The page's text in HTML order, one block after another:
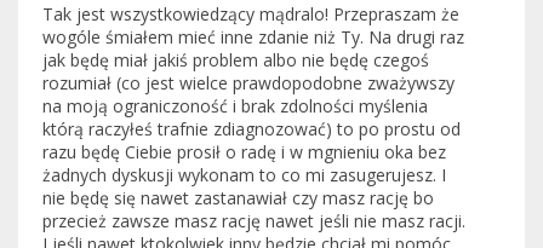
Tak jest wszystkowiedzący mądralo! Przepraszam że
wogóle śmiałem mieć inne zdanie niż Ty. Na drugi raz
jak będę miał jakiś problem albo nie będę czegoś
rozumiał (co jest wielce prawdopodobne zważywszy
na moją ograniczoność i brak zdolności myślenia
którą raczyłeś trafnie zdiagnozować) to po prostu od
razu będę Ciebie prosił o radę i w mgnieniu oka bez
żadnych dyskusji wykonam to co mi zasugerujesz. I
nie będę się nawet zastanawiał czy masz rację bo
przecież zawsze masz rację nawet jeśli nie masz racji.